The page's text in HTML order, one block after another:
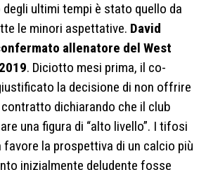
ultimi tempi è stato quello da
le minori aspettative. David
allenatore del West
. Diciotto mesi prima, il co-
la decisione di non offrire
dichiarando che il club
una figura di “alto livello”. I tifosi
la prospettiva di un calcio più
inizialmente deludente fosse